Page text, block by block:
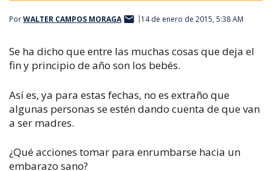
PorWALTER CAMPOS MORAGA 14 de enero de 2015, 5:38 AM
Se ha dicho que entre las muchas cosas que deja el
fin y principio de año son los bebés.
Así es, ya para estas fechas, no es extraño que
algunas personas se estén dando cuenta de que van
a ser madres.
¿Qué acciones tomar para enrumbarse hacia un
embarazo sano?